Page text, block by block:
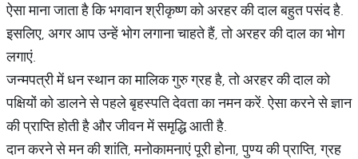
ऐसा माना जाता है कि भगवान श्रीकृष्ण को अरहर की दाल बहुत पसंद है.
इसलिए, अगर आप उन्हें भोग लगाना चाहते हैं, तो अरहर की दाल का भोग
लगाएं.
जन्मपत्री में धन स्थान का मालिक गुरु ग्रह है, तो अरहर की दाल को
पक्षियों को डालने से पहले बृहस्पति देवता का नमन करें. ऐसा करने से ज्ञान
की प्राप्ति होती है और जीवन में समृद्धि आती है.
दान करने से मन की शांति, मनोकामनाएं पूरी होना, पुण्य की प्राप्ति, ग्रह